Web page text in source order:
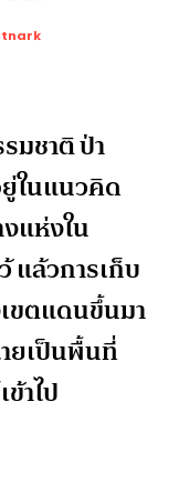
มชาติ ป่า
ในแนวคิด
แห่งใน
แล้วการเก็บ
ขตแดนขึ้นมา
ยเป็นพื้นที่
าไป